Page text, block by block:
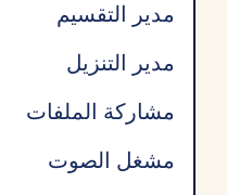
مدير التقسيم
مدير التنزيل
مشاركة الملفات
مشغل الصوت